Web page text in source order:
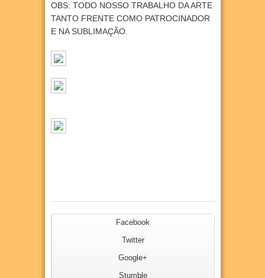
OBS: TODO NOSSO TRABALHO DA ARTE
TANTO FRENTE COMO PATROCINADOR
E NA SUBLIMAÇÃO.
Facebook
Twitter
Google+
Stumble